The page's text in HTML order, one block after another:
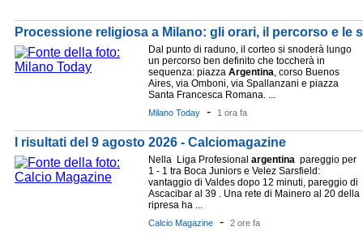
Processione religiosa a Milano: gli orari, il percorso e le
Dal punto di raduno, il corteo si snoderà lungo
un percorso ben definito che toccherà in
sequenza: piazza Argentina, corso Buenos
Aires, via Omboni, via Spallanzani e piazza
Santa Francesca Romana. ...
Milano Today - 1 ora fa
I risultati del 9 agosto 2026 - Calciomagazine
Nella Liga Profesional argentina pareggio per
1 - 1 tra Boca Juniors e Velez Sarsfield:
vantaggio di Valdes dopo 12 minuti, pareggio di
Ascacibar al 39 . Una rete di Mainero al 20 della
ripresa ha ...
Calcio Magazine - 2 ore fa